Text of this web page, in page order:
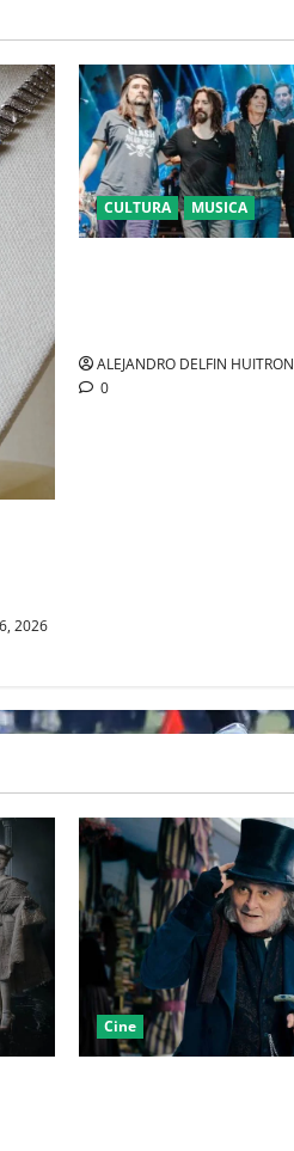
2026
CULTURA MUSICA
ALEJANDRO DELFIN HUITRON
0
Cine